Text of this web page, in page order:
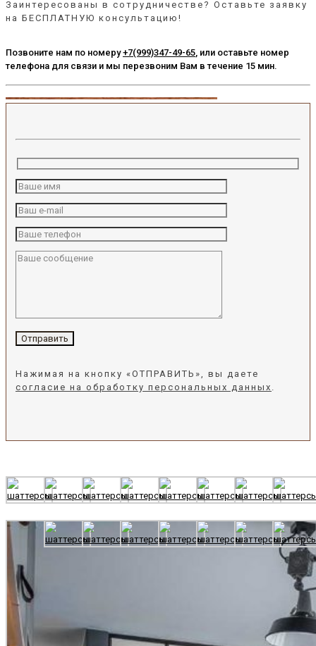
Заинтересованы в сотрудничестве? Оставьте заявку
на БЕСПЛАТНУЮ консультацию!
Позвоните нам по номеру+7(999)347-49-65, или оставьте номер
телефона для связи и мы перезвоним Вам в течение 15 мин.
Нажимая на кнопку «ОТПРАВИТЬ», вы даете
согласие на обработку персональных данных .